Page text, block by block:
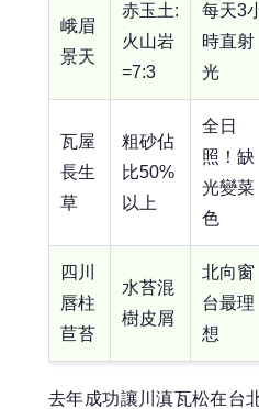
峨眉
景天
赤玉土:
火山岩
=7:3
每天3
時直射
光
瓦屋
長生
草
粗砂佔
比50%
以上
全日
照！缺
光變菜
色
四川
唇柱
苣苔
水苔混
樹皮屑
北向窗
台最理
想
去年成功讓川滇瓦松在台